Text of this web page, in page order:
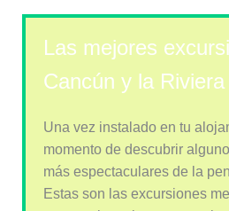
Las mejores
Cancún y la
Una vez instalado en tu
momento de descubrir
más espectaculares de la
Estas son las excursiones